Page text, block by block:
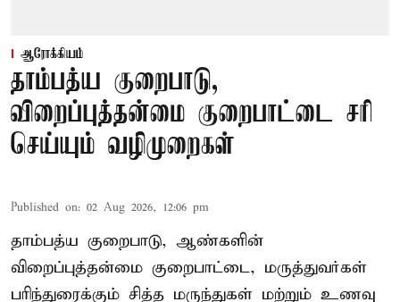
ஆரோக்கியம்
தாம்பத்ய குறைபாடு,
விறைப்புத்தன்மை குறைபாட்டை சரி
செய்யும் வழிமுறைகள்
Published on: 02 Aug 2026, 12:06 pm
தாம்பத்ய குறைபாடு, ஆண்களின்
விறைப்புத்தன்மை குறைபாட்டை, மருத்துவர்கள்
பரிந்துரைக்கும் சித்த மருந்துகள் மற்றும் உணவு